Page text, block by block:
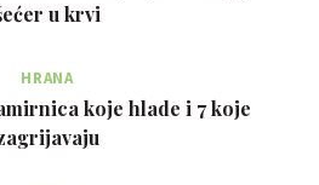
u krvi
HRANA
koje hlade i 7 koje